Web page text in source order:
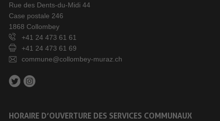
Rue des Dents-du-Midi 44
Case postale 246
1868 Collombey
+41 24 473 61 61
+41 24 473 61 69
commune@collombey-muraz.ch
HORAIRE D’OUVERTURE DES SERVICES COMMUNAUX